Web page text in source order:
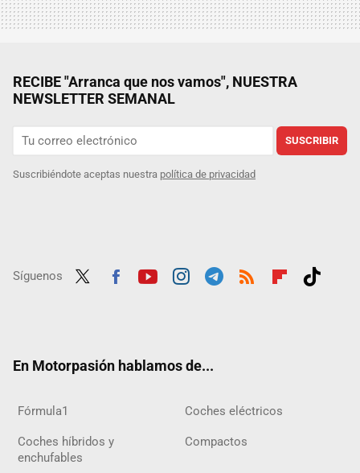
RECIBE "Arranca que nos vamos", NUESTRA
NEWSLETTER SEMANAL
SUSCRIBIR
Suscribiéndote aceptas nuestra política de privacidad
Síguenos
En Motorpasión hablamos de...
Fórmula1 Coches eléctricos
Coches híbridos y
enchufables
Compactos